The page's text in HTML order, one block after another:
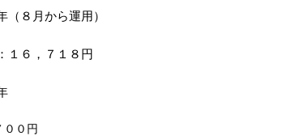
（８月から運用）
１６，７１８円
００円